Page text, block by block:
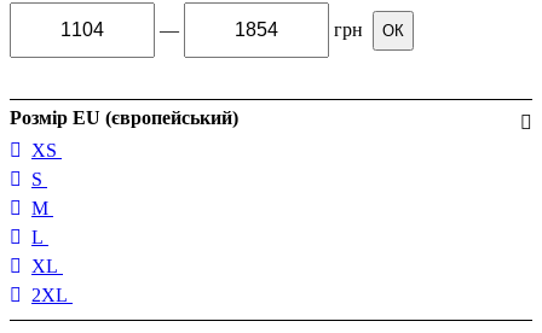
— грн ОК
Розмір EU (європейський)
XS
S
M
L
XL
2XL